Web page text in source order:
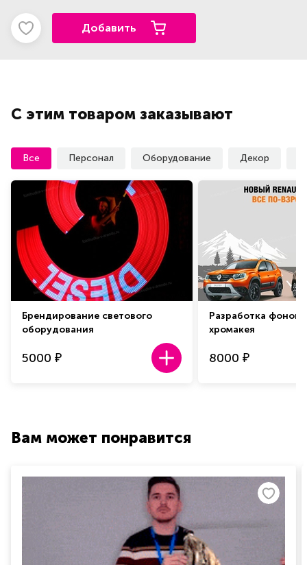
Добавить
С этим товаром заказывают
Все Персонал Оборудование Декор
Брендирование светового
оборудования
5000 ₽
Разработка фонов
хромакея
8000 ₽
Вам может понравится